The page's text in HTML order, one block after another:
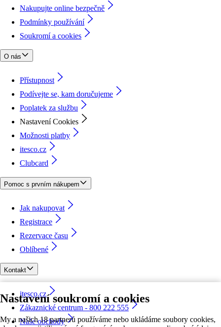
Nastavení soukromí a cookies
My a našich 18 partnerů používáme nebo ukládáme soubory cookies,
Nakupujte online bezpečně
Podmínky používání
Soukromí a cookies
O nás
Přístupnost
Podívejte se, kam doručujeme
Poplatek za službu
Nastavení Cookies
Možnosti platby
itesco.cz
Clubcard
Pomoc s prvním nákupem
Jak nakupovat
Registrace
Rezervace času
Oblíbené
Kontakt
itesco.cz
Zákaznické centrum - 800 222 555
Naše obchody